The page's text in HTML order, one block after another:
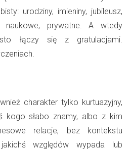
urodziny, imieniny, jubileusz,
naukowe, prywatne. A wtedy
łączy się z gratulacjami.
charakter tylko kurtuazyjny,
kogo słabo znamy, albo z kim
relacje, bez kontekstu
względów wypada lub